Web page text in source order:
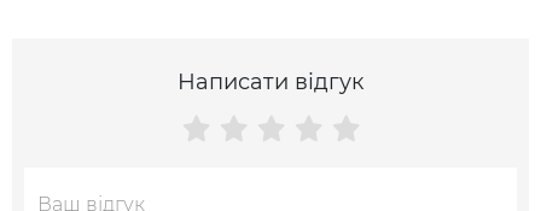
Написати відгук